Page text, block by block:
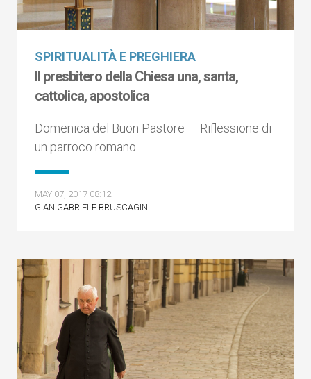
SPIRITUALITÀ E PREGHIERA
Il presbitero della Chiesa una, santa,
cattolica, apostolica
Domenica del Buon Pastore — Riflessione di
un parroco romano
MAY 07, 2017 08:12
GIAN GABRIELE BRUSCAGIN